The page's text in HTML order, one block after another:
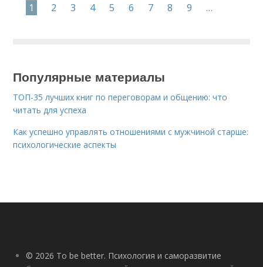
1 2 3 4 5 6 7 8 9 …
Популярные материалы
ТОП-35 лучших книг по переговорам и общению: что
читать для успеха
Как успешно управлять отношениями с мужчиной старше:
психологические аспекты
© 2026 To be better. Психология и саморазвитие